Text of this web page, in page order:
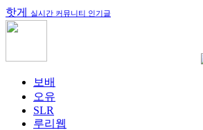
핫게 실시간 커뮤니티 인기글
보배
오유
SLR
루리웹